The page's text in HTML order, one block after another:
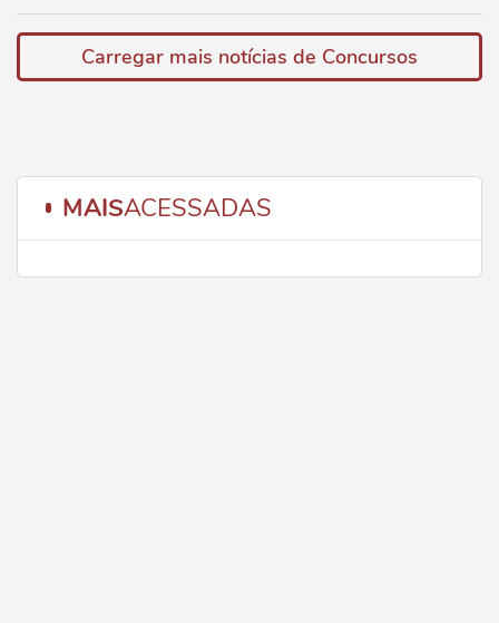
Carregar mais notícias de Concursos
MAISACESSADAS